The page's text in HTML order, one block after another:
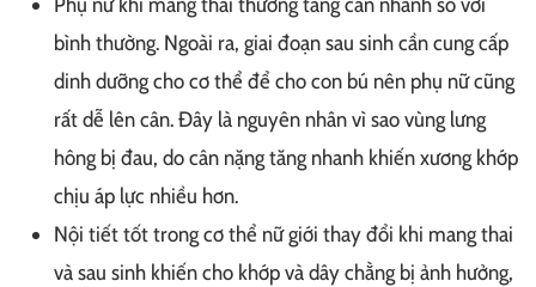
bình thường. Ngoài ra, giai đoạn sau sinh cần cung cấp
dinh dưỡng cho cơ thể để cho con bú nên phụ nữ cũng
rất dễ lên cân. Đây là nguyên nhân vì sao vùng lưng
hông bị đau, do cân nặng tăng nhanh khiến xương khớp
chịu áp lực nhiều hơn.
Nội tiết tốt trong cơ thể nữ giới thay đổi khi mang thai
và sau sinh khiến cho khớp và dây chằng bị ảnh hưởng,